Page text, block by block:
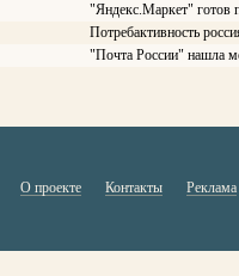
"Яндекс.Маркет" готов
Потребактивность
"Почта России" нашла
О проекте Контакты Реклама